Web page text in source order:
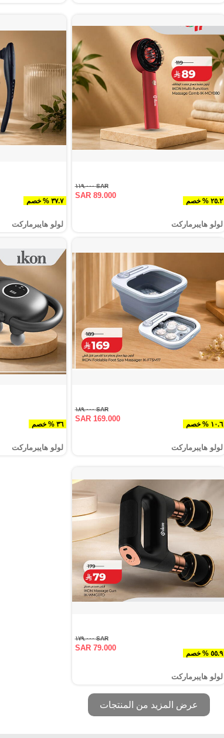
٢٥.٢ % خصم
SAR ١١٩.٠٠٠
SAR 89.000
لولو هايبرماركت
٣٧.٧ % خصم
لولو هايبرماركت
١٠.٦ % خصم
SAR ١٨٩.٠٠٠
SAR 169.000
لولو هايبرماركت
٣٦ % خصم
لولو هايبرماركت
٥٥.٩ % خصم
SAR ١٧٩.٠٠٠
SAR 79.000
لولو هايبرماركت
عرض المزيد من المنتجات